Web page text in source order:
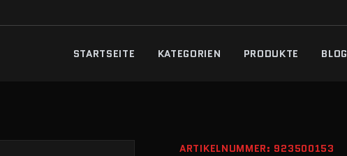
STARTSEITE KATEGORIEN PRODUKTE BLOG
ARTIKELNUMMER: 923500153